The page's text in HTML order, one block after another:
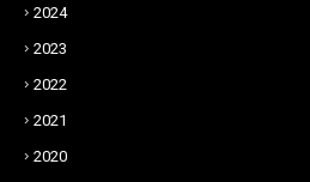
2024
2023
2022
2021
2020